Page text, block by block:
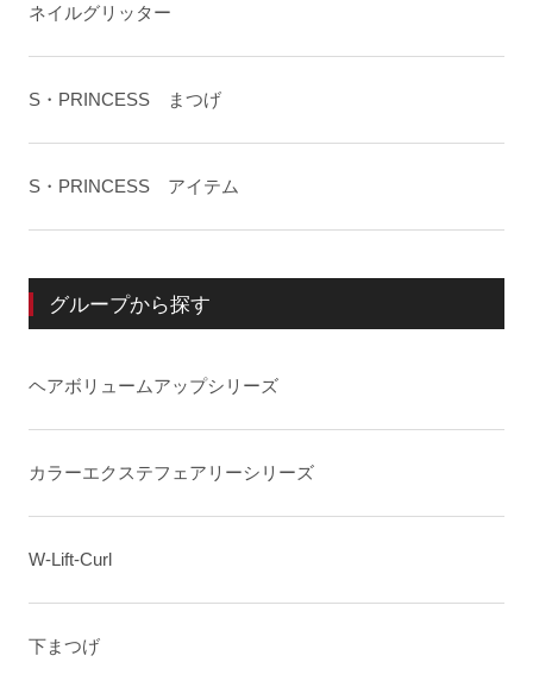
ネイルグリッター
S・PRINCESS まつげ
S・PRINCESS アイテム
グループから探す
ヘアボリュームアップシリーズ
カラーエクステフェアリーシリーズ
W-Lift-Curl
下まつげ